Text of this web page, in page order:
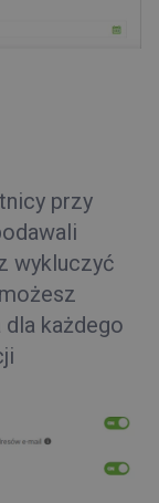
przy
wykluczyć
każdego